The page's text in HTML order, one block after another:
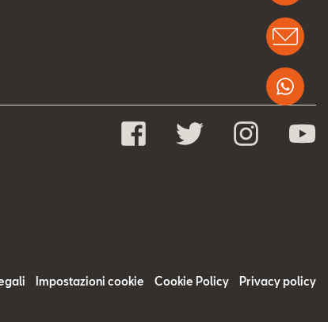
Impostazioni cookie Cookie Policy Privacy policy